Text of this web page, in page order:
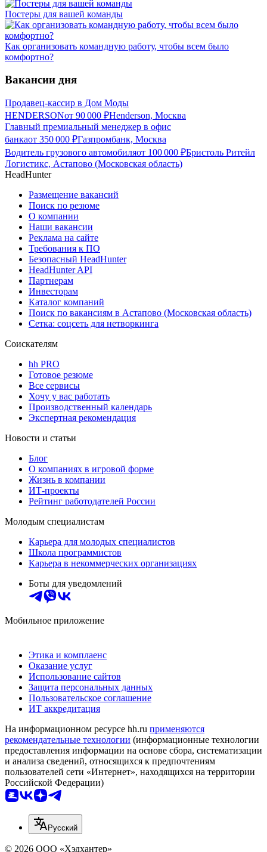
Постеры для вашей команды
Как организовать командную работу, чтобы всем было
комфортно?
Вакансии дня
Продавец-кассир в Дом Моды
HENDERSONот 90 000 ₽Henderson, Москва
Главный премиальный менеджер в офис
банкаот 350 000 ₽Газпромбанк, Москва
Водитель грузового автомобиляот 100 000 ₽Бристоль Ритейл
Логистикс, Астапово (Московская область)
HeadHunter
Размещение вакансий
Поиск по резюме
О компании
Наши вакансии
Реклама на сайте
Требования к ПО
Безопасный HeadHunter
HeadHunter API
Партнерам
Инвесторам
Каталог компаний
Поиск по вакансиям в Астапово (Московская область)
Сетка: соцсеть для нетворкинга
Соискателям
hh PRO
Готовое резюме
Все сервисы
Хочу у вас работать
Производственный календарь
Экспертная рекомендация
Новости и статьи
Блог
О компаниях в игровой форме
Жизнь в компании
ИТ-проекты
Рейтинг работодателей России
Молодым специалистам
Карьера для молодых специалистов
Школа программистов
Карьера в некоммерческих организациях
Боты для уведомлений
Мобильное приложение
Этика и комплаенс
Оказание услуг
Использование сайтов
Защита персональных данных
Пользовательское соглашение
ИТ аккредитация
На информационном ресурсе hh.ru применяются
рекомендательные технологии (информационные технологии
предоставления информации на основе сбора, систематизации
и анализа сведений, относящихся к предпочтениям
пользователей сети «Интернет», находящихся на территории
Российской Федерации)
Русский
© 2026 ООО «Хэдхантер»